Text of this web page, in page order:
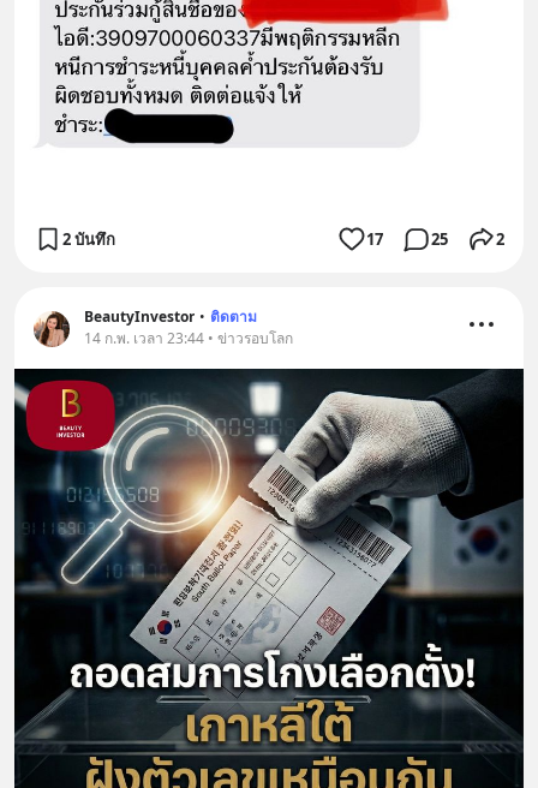
2 บันทึก 17 25 2
BeautyInvestor • ติดตาม
14 ก.พ. เวลา 23:44 • ข่าวรอบโลก